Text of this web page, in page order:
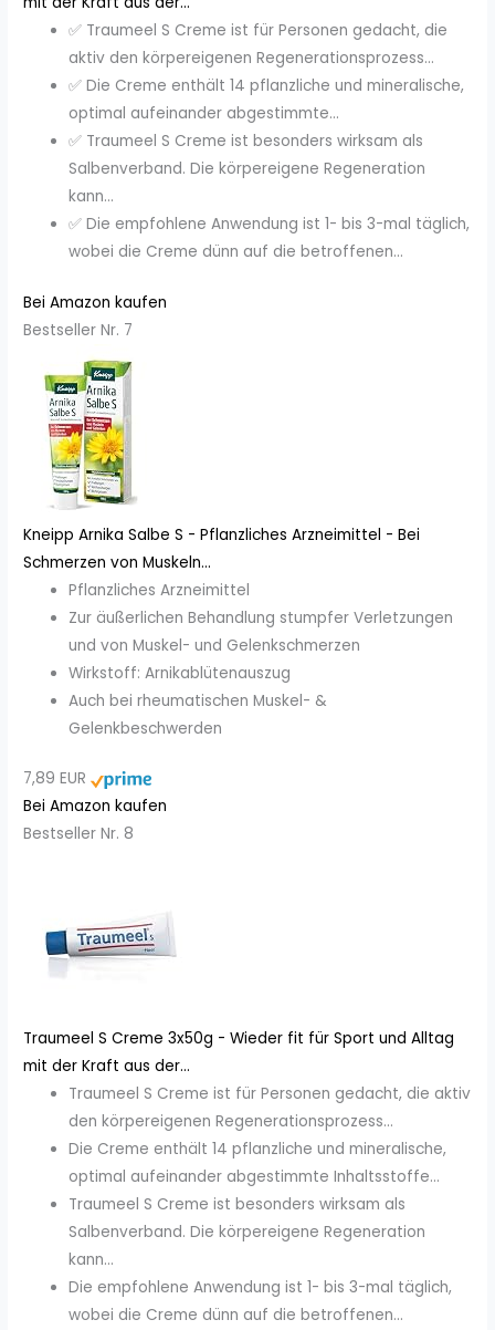
✅ Traumeel S Creme ist für Personen gedacht, die
aktiv den körpereigenen Regenerationsprozess...
✅ Die Creme enthält 14 pflanzliche und mineralische,
optimal aufeinander abgestimmte...
✅ Traumeel S Creme ist besonders wirksam als
Salbenverband. Die körpereigene Regeneration
kann...
✅ Die empfohlene Anwendung ist 1- bis 3-mal täglich,
wobei die Creme dünn auf die betroffenen...
Bei Amazon kaufen
Bestseller Nr. 7
Kneipp Arnika Salbe S - Pflanzliches Arzneimittel - Bei
Schmerzen von Muskeln...
Pflanzliches Arzneimittel
Zur äußerlichen Behandlung stumpfer Verletzungen
und von Muskel- und Gelenkschmerzen
Wirkstoff: Arnikablütenauszug
Auch bei rheumatischen Muskel- &
Gelenkbeschwerden
7,89 EUR
Bei Amazon kaufen
Bestseller Nr. 8
Traumeel S Creme 3x50g - Wieder fit für Sport und Alltag
mit der Kraft aus der...
Traumeel S Creme ist für Personen gedacht, die aktiv
den körpereigenen Regenerationsprozess...
Die Creme enthält 14 pflanzliche und mineralische,
optimal aufeinander abgestimmte Inhaltsstoffe...
Traumeel S Creme ist besonders wirksam als
Salbenverband. Die körpereigene Regeneration
kann...
Die empfohlene Anwendung ist 1- bis 3-mal täglich,
wobei die Creme dünn auf die betroffenen...